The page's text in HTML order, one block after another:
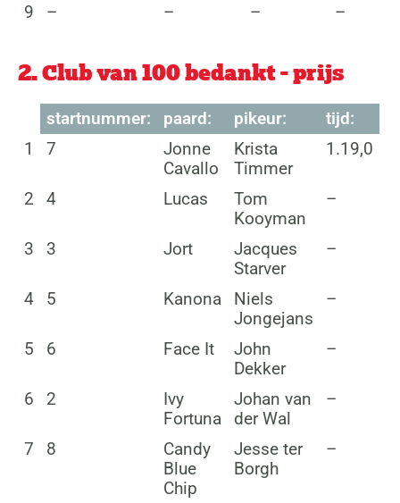
9
– – – –
2. Club van 100 bedankt - prijs
startnummer: paard: pikeur:
tijd:
1
7
Jonne
Cavallo
Krista
Timmer
1.19,0
2 4 Lucas
Tom
Kooyman
–
3 3 Jort
Jacques
Starver
–
4 5 Kanona
Niels
Jongejans
–
5 6 Face It
John
Dekker
–
6 2
Ivy
Fortuna
Johan van
der Wal
–
7 8
Candy
Blue
Chip
Jesse ter
Borgh
–